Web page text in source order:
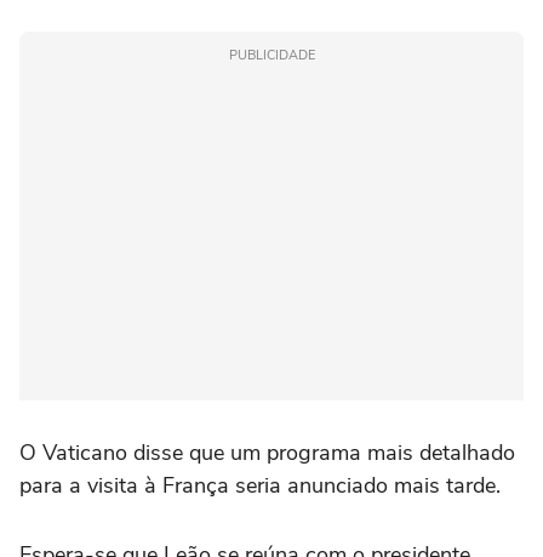
PUBLICIDADE
O Vaticano disse que um programa mais detalhado
para a visita à França seria anunciado mais tarde.